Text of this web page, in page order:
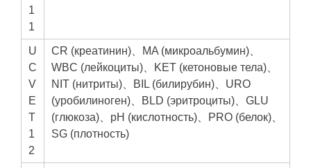
1
1
U
C
V
E
T
1
2
CR (креатинин)、MA (микроальбумин)、
WBC (лейкоциты)、KET (кетоновые тела)、
NIT (нитриты)、BIL (билирубин)、URO
(уробилиноген)、BLD (эритроциты)、GLU
(глюкоза)、pH (кислотность)、PRO (белок)、
SG (плотность)